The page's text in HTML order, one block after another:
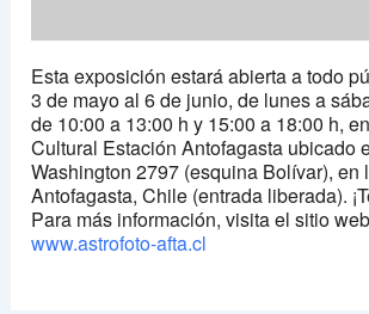
Esta exposición estará abierta a todo
3 de mayo al 6 de junio, de lunes a
de 10:00 a 13:00 h y 15:00 a 18:00 h,
Cultural Estación Antofagasta ubicado
Washington 2797 (esquina Bolívar), en
Antofagasta, Chile (entrada liberada).
Para más información, visita el sitio
www.astrofoto-afta.cl